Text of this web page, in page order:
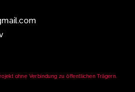
ohne Verbindung zu öffentlichen Trägern.